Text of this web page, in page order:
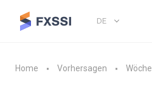
DE
Home Vorhersagen